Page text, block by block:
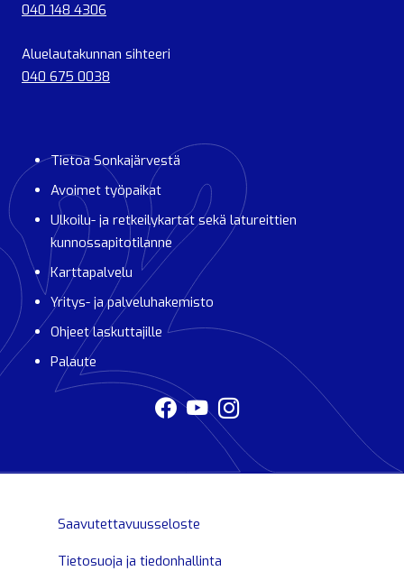
040 148 4306
Aluelautakunnan sihteeri
040 675 0038
Tietoa Sonkajärvestä
Avoimet työpaikat
Ulkoilu- ja retkeilykartat sekä latureittien
kunnossapitotilanne
Karttapalvelu
Yritys- ja palveluhakemisto
Ohjeet laskuttajille
Palaute
Saavutettavuusseloste
Tietosuoja ja tiedonhallinta